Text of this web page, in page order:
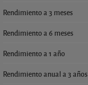
Rendimiento a 3 meses
Rendimiento a 6 meses
Rendimiento a 1 año
Rendimiento anual a 3 años